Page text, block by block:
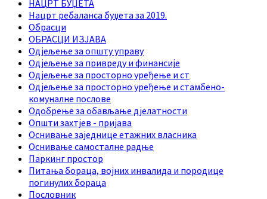
НАЦРТ БУЏЕТА
Нацрт ребаланса буџета за 2019.
Обрасци
ОБРАСЦИ ИЗЈАВА
Одјељење за општу управу
Одјељење за привреду и финансије
Одјељење за просторно уређење и ст
Одјељење за просторно уређење и стамбено-
комуналне послове
Одобрење за обављање дјелатности
Општи захтјев - пријава
Оснивање заједнице етажних власника
Оснивање самосталне радње
Паркинг простор
Питања бораца, војних инвалида и породице
погинулих бораца
Пословник